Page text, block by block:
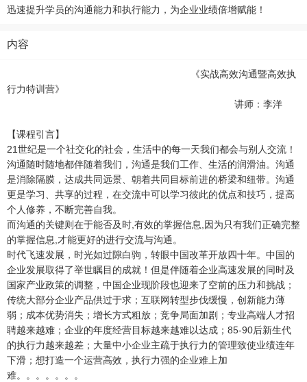
迅速提升学员的沟通能力和执行能力，为企业业绩倍增赋能！
内容
《实战高效沟通暨高效执
行力特训营》
讲师：李洋
【课程引言】
21世纪是一个社交化的社会，生活中的每一天我们都会与别人交流！
沟通随时随地都伴随着我们，沟通是我们工作、生活的润滑油。沟通
是消除隔膜，达成共同远景、朝着共同目标前进的桥梁和纽带。沟通
更是学习、共享的过程，在交流中可以学习彼此的优点和技巧，提高
个人修养，不断完善自我。
而沟通的关键则在于能否及时,有效的掌握信息,因为只有我们正确完整
的掌握信息,才能更好的进行交流与沟通。
时代飞速发展，时光如过隙白驹，转眼中国改革开放四十年。中国的
企业发展取得了举世瞩目的成就！但是伴随着企业高速发展的同时及
国家产业政策的调整，中国企业现阶段也迎来了空前的压力和挑战；
传统大部分企业产品供过于求；互联网转型步伐缓慢，创新能力薄
弱；成本优势消失；增长方式粗放；竞争局面加剧；专业高端人才招
聘越来越难；企业的年度经营目标越来越难以达成；85-90后新生代
的执行力越来越差；大量中小企业主疏于执行力的管理致使业绩连年
下滑；想打造一个运营高效，执行力强的企业难上加
难。。。。。。。